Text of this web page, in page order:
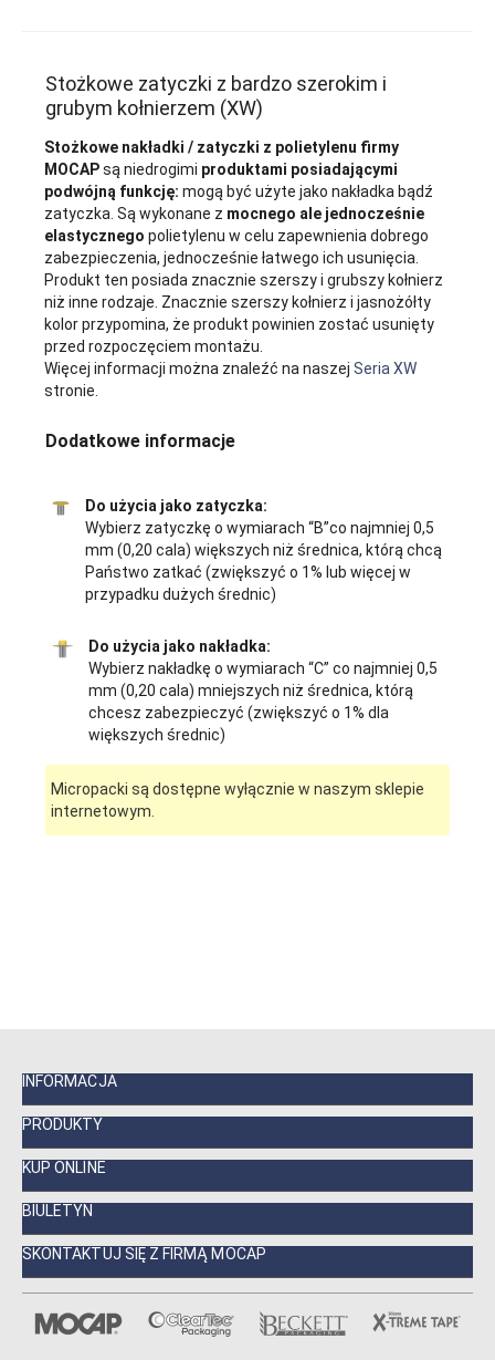
Stożkowe zatyczki z bardzo szerokim i
grubym kołnierzem (XW)
Stożkowe nakładki / zatyczki z polietylenu firmy
MOCAPsą niedrogimi produktami posiadającymi
podwójną funkcję:mogą być użyte jako nakładka bądź
zatyczka. Są wykonane z mocnego ale jednocześnie
elastycznego polietylenu w celu zapewnienia dobrego
zabezpieczenia, jednocześnie łatwego ich usunięcia.
Produkt ten posiada znacznie szerszy i grubszy kołnierz
niż inne rodzaje. Znacznie szerszy kołnierz i jasnożółty
kolor przypomina, że produkt powinien zostać usunięty
przed rozpoczęciem montażu.
Więcej informacji można znaleźć na naszejSeria XW
stronie.
Dodatkowe informacje
Do użycia jako zatyczka:
Wybierz zatyczkę o wymiarach “B”co najmniej 0,5
mm (0,20 cala) większych niż średnica, którą chcą
Państwo zatkać (zwiększyć o 1% lub więcej w
przypadku dużych średnic)
Do użycia jako nakładka:
Wybierz nakładkę o wymiarach “C” co najmniej 0,5
mm (0,20 cala) mniejszych niż średnica, którą
chcesz zabezpieczyć (zwiększyć o 1% dla
większych średnic)
Micropacki są dostępne wyłącznie w naszym sklepie
internetowym.
INFORMACJA
PRODUKTY
KUP ONLINE
BIULETYN
SKONTAKTUJ SIĘ Z FIRMĄ MOCAP